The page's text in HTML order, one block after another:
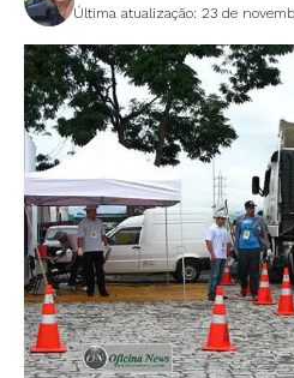
Última atualização: 23 de